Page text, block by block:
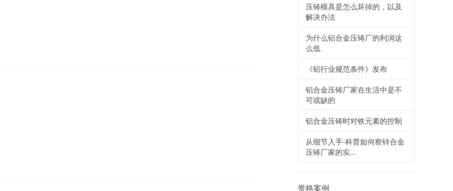
压铸模具是怎么坏掉的，以及
解决办法
为什么铝合金压铸厂的利润这
么低
《铝行业规范条件》发布
铝合金压铸厂家在生活中是不
可或缺的
铝合金压铸时对铁元素的控制
从细节入手-科普如何察锌合金
压铸厂家的实...
誉格案例